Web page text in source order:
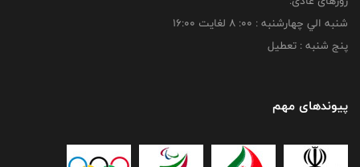
شنبه الي چهارشنبه : 00: 8 لغايت 16:00
پنج شنبه : تعطیل
پیوندهای مهم